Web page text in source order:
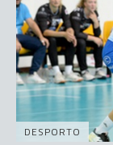
DESPORTO